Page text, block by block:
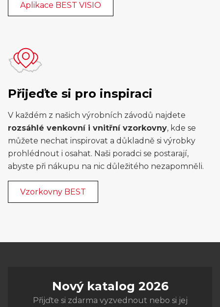
Aplikace BEST VISIO
Přijeďte si pro inspiraci
V každém z našich výrobních závodů najdete
rozsáhlé venkovní i vnitřní vzorkovny, kde se
můžete nechat inspirovat a důkladně si výrobky
prohlédnout i osahat. Naši poradci se postarají,
abyste při nákupu na nic důležitého nezapomněli.
Vzorkovny BEST
Nový katalog 2026
Přijďte si zdarma vyzvednout nebo si jej